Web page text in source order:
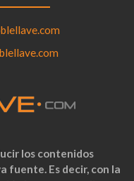
los contenidos
fuente. Es decir, con la